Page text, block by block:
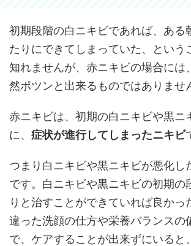
初期段階の白ニキビであれば、ある
たりにできてしまっていた、という
知れませんが、赤ニキビの場合には
然ポツンと出来るものではありませ
赤ニキビは、初期の白ニキビや黒ニ
に、 症状が進行してしまったニキビ
つまり白ニキビや黒ニキビが悪化し
です。白ニキビや黒ニキビの初期の
りと治すことができていれば良かっ
違った洗顔の仕方や栄養バランスの
で、ケアすることが出来ずにいると